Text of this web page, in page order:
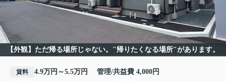
【外観】ただ帰る場所じゃない。"帰りたくなる場所"があります。
賃料 4.9万円～5.5万円 管理/共益費 4,000円